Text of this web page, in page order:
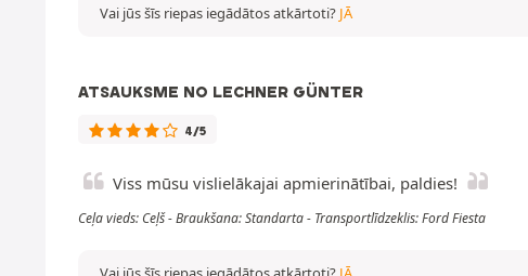
Vai jūs šīs riepas iegādātos atkārtoti? JĀ
ATSAUKSME NO LECHNER GÜNTER
4/5
Viss mūsu vislielākajai apmierinātībai, paldies!
Ceļa vieds: Ceļš - Braukšana: Standarta - Transportlīdzeklis: Ford Fiesta